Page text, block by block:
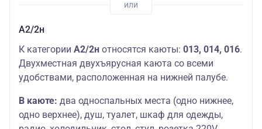
А2/2н
К категории А2/2н относятся каюты: 013, 014, 016.
Двухместная двухъярусная каюта со всеми
удобствами, расположенная на нижней палубе.
В каюте: два односпальных места (одно нижнее,
одно верхнее), душ, туалет, шкаф для одежды,